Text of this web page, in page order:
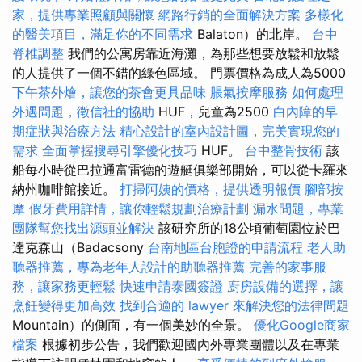
家，提供專業照顧與關懷 網路行銷的全面解決方案 多樣化
的醫美項目，滿足你的不同需求 Balaton）的北岸。 台中
脊椎調整 我們的公寓房靠近海灘，為那些想要放鬆和放鬆
的人提供了一個不錯的綠色區域。 門票價格為成人為5000
下午茶外燴，讓您的茶會更具品味 脹氣按摩服務 如何處理
外遇問題，徵信社的協助 HUF，兒童為2500 白內障的早
期症狀與治療方法 精心設計的室內設計圖，完美實現您的
需求 全面掌握搜尋引擎優化技巧 HUF。 台中整骨技術 該
船每小時從巴拉通富雷德的遊艇俱樂部開始，可以從卡羅來
納州咖啡館接近。 打掃阿姨的價格，提供透明報價 腳部按
摩 假牙費用詳情，讓你輕鬆規劃治療計劃 漏水問題，專業
團隊幫您找出源頭並解決 該研究所的18公頃葡萄園位於巴
達克森山（Badacsony 台南地區台胞證的申請流程 老人助
聽器推薦，專為老年人設計的助聽器推薦 完善的家事服
務，讓家務更輕鬆 快速申請泰國簽證 廚房設備的選擇，讓
烹飪變得更加高效 找到合適的 lawyer 來解決您的法律問題
Mountain）的側面，有一個美妙的全景。 優化Google商家
檔案 根據初步公告，我們歡迎國內外專業團體以及在專業